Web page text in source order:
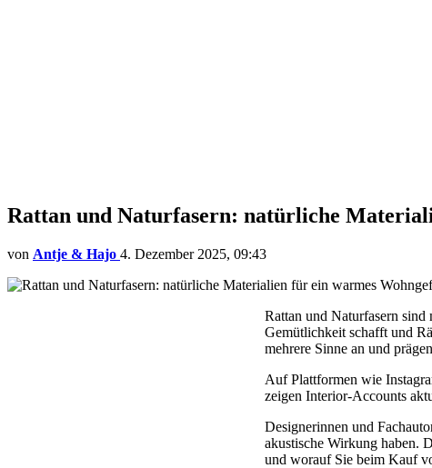
Rattan und Naturfasern: natürliche
von Antje & Hajo 4. Dezember 2025, 09:43
Rattan und Naturfasern sind
Gemütlichkeit schafft und
mehrere Sinne an und
Auf Plattformen wie
zeigen Interior-Accounts
Designerinnen und
akustische Wirkung haben.
und worauf Sie beim Kauf